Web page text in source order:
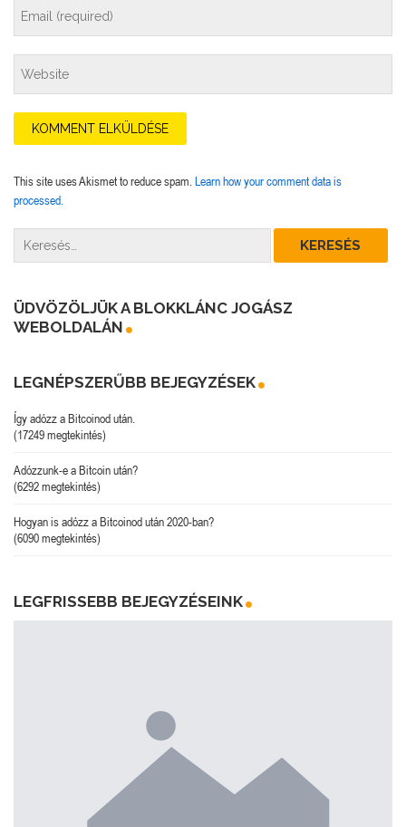
This site uses Akismet to reduce spam. Learn how your comment data is
processed.
ÜDVÖZÖLJÜK A BLOKKLÁNC JOGÁSZ
WEBOLDALÁN
LEGNÉPSZERŰBB BEJEGYZÉSEK
Így adózz a Bitcoinod után.
(17249 megtekintés)
Adózzunk-e a Bitcoin után?
(6292 megtekintés)
Hogyan is adózz a Bitcoinod után 2020-ban?
(6090 megtekintés)
LEGFRISSEBB BEJEGYZÉSEINK